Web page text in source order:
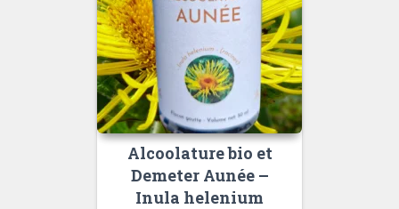
Alcoolature bio et
Demeter Aunée –
Inula helenium